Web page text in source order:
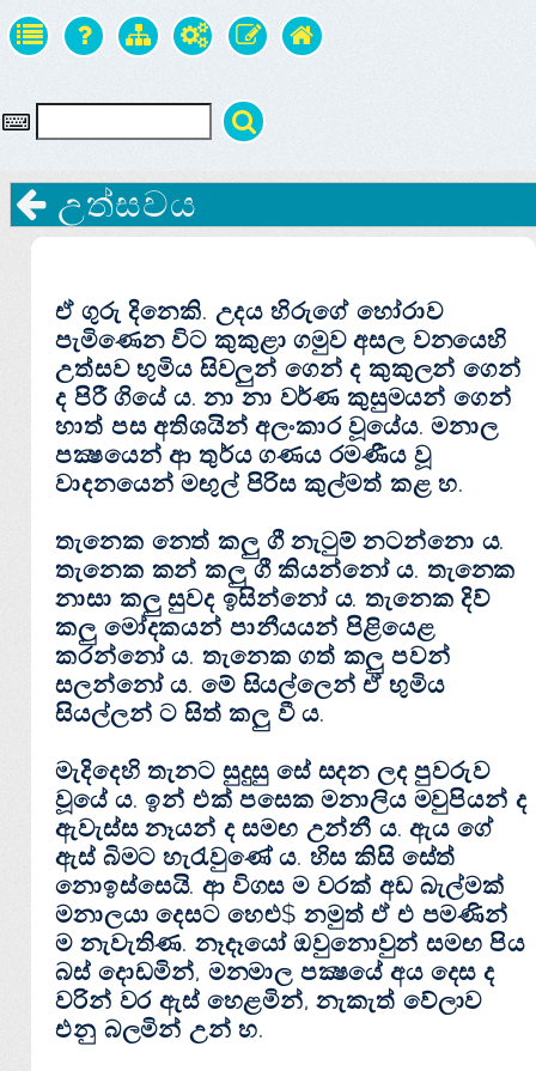
උත්සවය
ඒ ගුරු දිනෙකි. උදය හිරුගේ හෝරාව
පැමිණෙන විට කුකුළා ගමුව අසල වනයෙහි
උත්සව භුමිය සිවලුන් ගෙන් ද කුකුලන් ගෙන්
ද පිරී ගියේ ය. නා නා වර්ණ කුසුමයන් ගෙන්
හාත් පස අතිශයින් අලංකාර වූයේය. මනාල
පක්‍ෂයෙන් ආ තුර්ය ගණය රමණීය වූ
වාදනයෙන් මඟුල් පිරිස කුල්මත් කළ හ.
තැනෙක නෙත් කලු ගී නැටුම් නටන්නො ය.
තැනෙක කන් කලු ගී කියන්නෝ ය. තැනෙක
නාසා කලු සුවද ඉසින්නෝ ය. තැනෙක දිව්
කලු මෝදකයන් පානීයයන් පිළියෙළ
කරන්නෝ ය. තැනෙක ගත් කලු පවන්
සලන්නෝ ය. මේ සියල්ලෙන් ඒ භුමිය
සියල්ලන් ට සිත් කලු වී ය.
මැදිදෙහි තැනට සුදුසු සේ සදන ලද පුවරුව
වූයේ ය. ඉන් එක්‌ පසෙක මනාලිය මවුපියන් ද
ඇවැස්‌ස නෑයන් ද සමඟ උන්නී ය. ඇය ගේ
ඇස්‌ බිමට හැරැවුණේ ය. හිස කිසි සේත්
නොඉස්‌සෙයි. ආ විගස ම වරක්‌ අඩ බැල්මක්‌
මනාලයා දෙසට හෙළු$ නමුත් ඒ එ පමණින්
ම නැවැතිණ. නෑදෑයෝ ඔවුනොවුන් සමඟ පිය
බස්‌ දොඩමින්, මනමාල පක්‍ෂයේ අය දෙස ද
වරින් වර ඇස්‌ හෙළමින්, නැකැත් වේලාව
එනු බලමින් උන් හ.